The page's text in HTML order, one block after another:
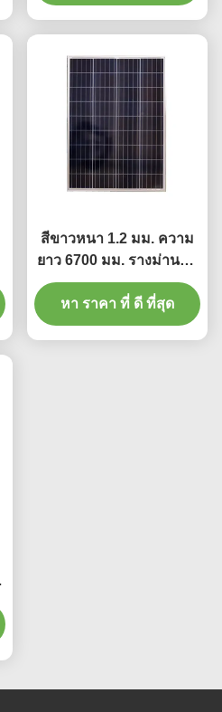
สีขาวหนา 1.2 มม. ความ
ยาว 6700 มม. รางม่านอลู
มิเนียมสีขาว
หา ราคา ที่ ดี ที่สุด